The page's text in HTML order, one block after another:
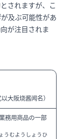
されますが、こ
及ぶ可能性があ
が注目されま
大阪烧酱闻名）
務用商品の一部
うむようしょうひ